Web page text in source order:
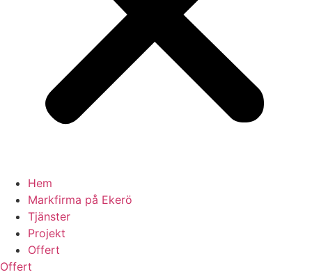
Hem
Markfirma på Ekerö
Tjänster
Projekt
Offert
Offert